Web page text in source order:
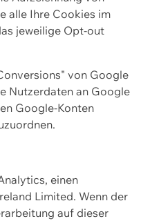
alle Ihre Cookies im
jeweilige Opt-out
von Google
Nutzerdaten an Google
Google-Konten
einen
Limited. Wenn der
auf dieser